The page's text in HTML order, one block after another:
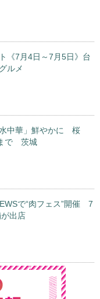
《7月4日～7月5日》台
ルメ
中華」鮮やかに 桜
で 茨城
で“肉フェス”開催 7
出店